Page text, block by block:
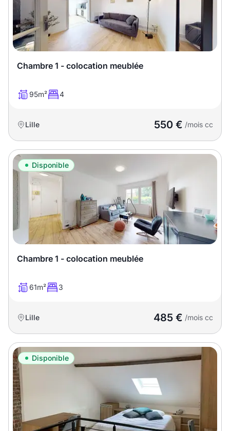
Chambre 1 - colocation meublée
95m² 4
Lille 550 € /mois cc
Disponible
Chambre 1 - colocation meublée
61m² 3
Lille 485 € /mois cc
Disponible